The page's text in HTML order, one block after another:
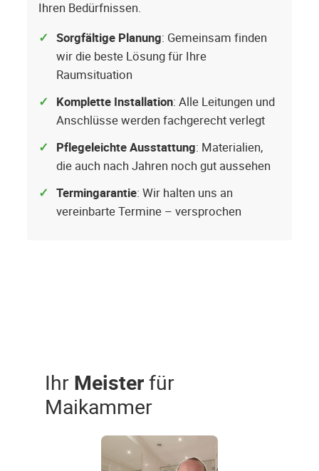
Ihren Bedürfnissen.
Sorgfältige Planung: Gemeinsam finden
wir die beste Lösung für Ihre
Raumsituation
Komplette Installation: Alle Leitungen und
Anschlüsse werden fachgerecht verlegt
Pflegeleichte Ausstattung: Materialien,
die auch nach Jahren noch gut aussehen
Termingarantie: Wir halten uns an
vereinbarte Termine – versprochen
Ihr Meisterfür
Maikammer